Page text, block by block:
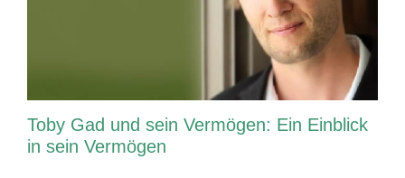
Toby Gad und sein Vermögen: Ein Einblick
in sein Vermögen